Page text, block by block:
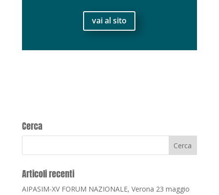
vai al sito
Cerca
Articoli recenti
AIPASIM-XV FORUM NAZIONALE, Verona 23 maggio